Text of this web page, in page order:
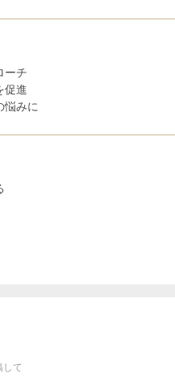
ーチ
促進
悩みに
して